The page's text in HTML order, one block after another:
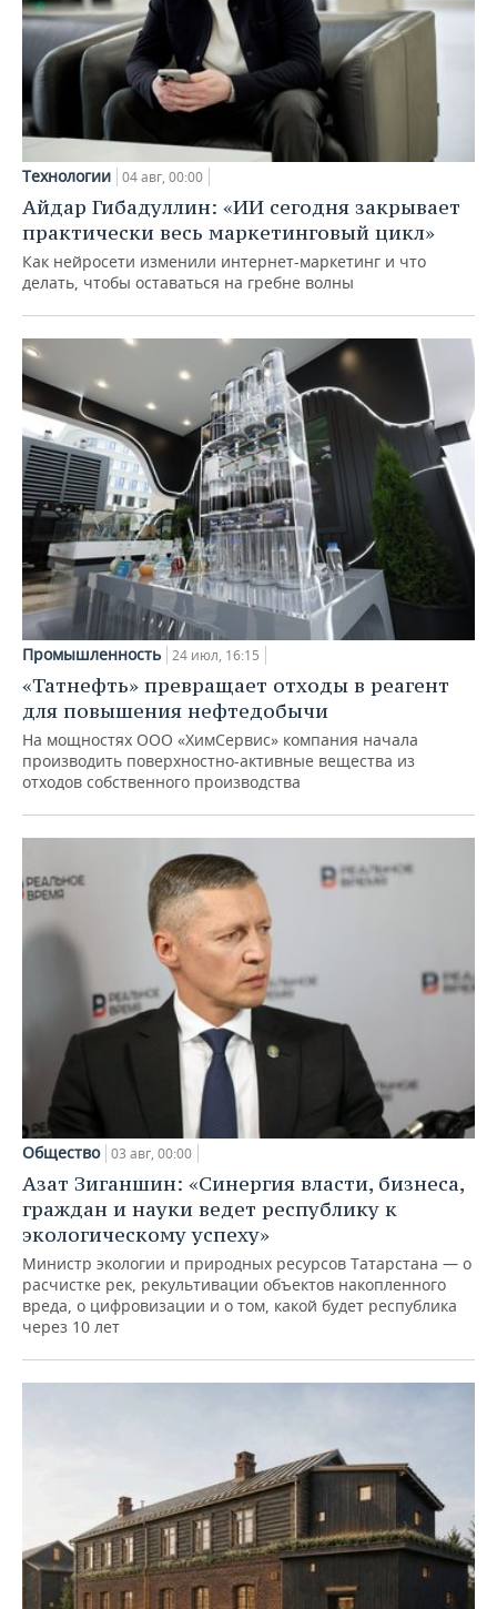
Технологии 04 авг, 00:00
Айдар Гибадуллин: «ИИ сегодня закрывает
практически весь маркетинговый цикл»
Как нейросети изменили интернет-маркетинг и что
делать, чтобы оставаться на гребне волны
Промышленность 24 июл, 16:15
«Татнефть» превращает отходы в реагент
для повышения нефтедобычи
На мощностях ООО «ХимСервис» компания начала
производить поверхностно-активные вещества из
отходов собственного производства
Общество 03 авг, 00:00
Азат Зиганшин: «Синергия власти, бизнеса,
граждан и науки ведет республику к
экологическому успеху»
Министр экологии и природных ресурсов Татарстана — о
расчистке рек, рекультивации объектов накопленного
вреда, о цифровизации и о том, какой будет республика
через 10 лет